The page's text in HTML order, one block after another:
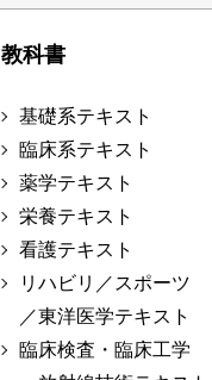
教科書
基礎系テキスト
臨床系テキスト
薬学テキスト
栄養テキスト
看護テキスト
リハビリ／スポーツ
／東洋医学テキスト
臨床検査・臨床工学